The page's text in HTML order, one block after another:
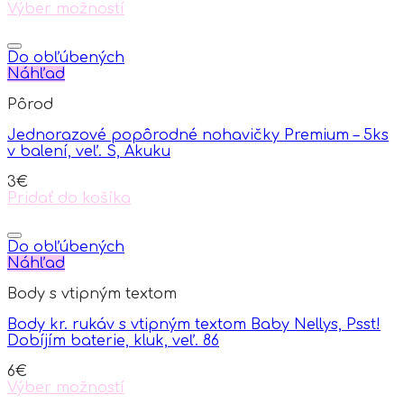
Výber možností
product
has
multiple
The
may
be
on
the
page
Do obľúbených
Náhľad
Pôrod
Jednorazové popôrodné nohavičky Premium – 5ks
v balení, veľ. S, Akuku
3€
Pridať do košíka
Do obľúbených
Náhľad
Body s vtipným textom
Body kr. rukáv s vtipným textom Baby Nellys, Psst!
Dobíjím baterie, kluk, veľ. 86
6€
Výber možností